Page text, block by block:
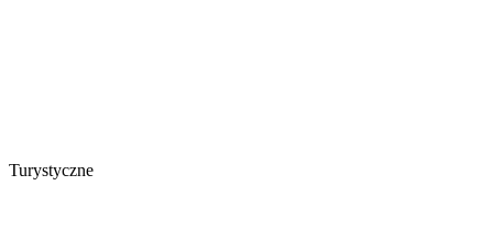
Turystyczne